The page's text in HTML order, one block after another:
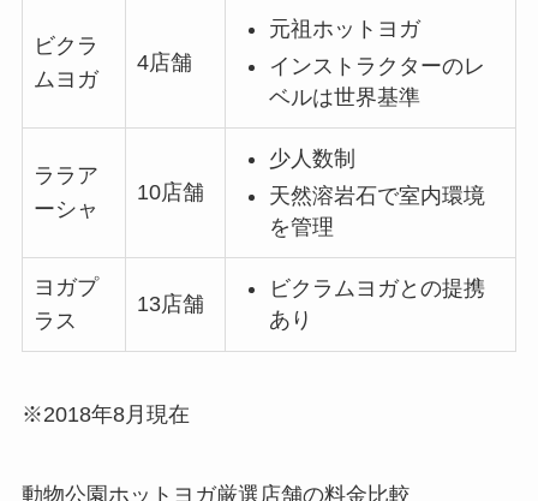
ビクラ
ムヨガ
4店舗
元祖ホットヨガ
インストラクターのレ
ベルは世界基準
ララア
ーシャ
10店舗
少人数制
天然溶岩石で室内環境
を管理
ヨガプ
ラス
13店舗
ビクラムヨガとの提携
あり
※2018年8月現在
動物公園ホットヨガ厳選店舗の料金比較